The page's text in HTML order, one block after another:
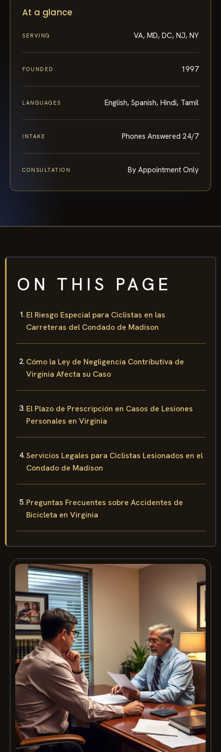
At a glance
SERVING VA, MD, DC, NJ, NY
FOUNDED 1997
LANGUAGES English, Spanish, Hindi, Tamil
INTAKE Phones Answered 24/7
CONSULTATION By Appointment Only
ON THIS PAGE
El Riesgo Especial para Ciclistas en las
Carreteras del Condado de Madison
Cómo la Ley de Negligencia Contributiva de
Virginia Afecta su Caso
El Plazo de Prescripción en Casos de Lesiones
Personales en Virginia
Servicios Legales para Ciclistas Lesionados en el
Condado de Madison
Preguntas Frecuentes sobre Accidentes de
Bicicleta en Virginia